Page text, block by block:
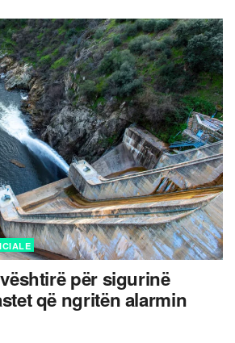
për sigurinë
që ngritën alarmin